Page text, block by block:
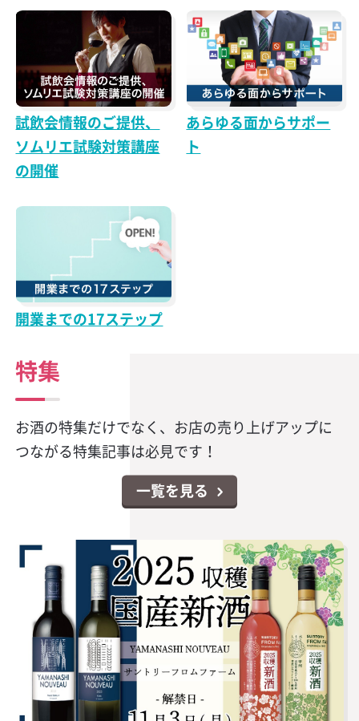
試飲会情報のご提供、
ソムリエ試験対策講座
の開催
あらゆる面からサポー
ト
開業までの17ステップ
特集
お酒の特集だけでなく、お店の売り上げアップに
つながる特集記事は必見です！
一覧を見る